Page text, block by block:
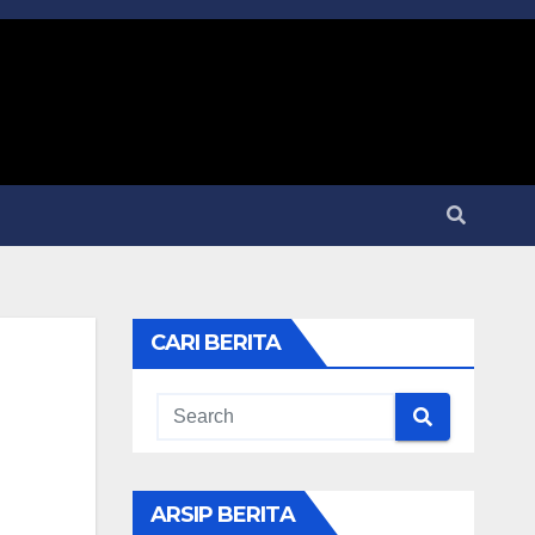
CARI BERITA
ARSIP BERITA